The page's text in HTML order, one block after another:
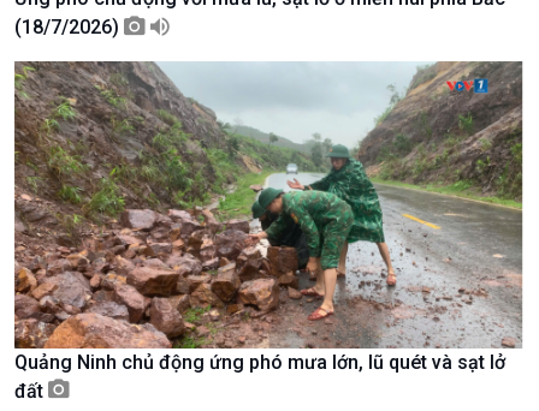
Podcast
Góc nhìn VOV1
(18/7/2026)
Quảng Ninh chủ động ứng phó mưa lớn, lũ quét và sạt lở
đất